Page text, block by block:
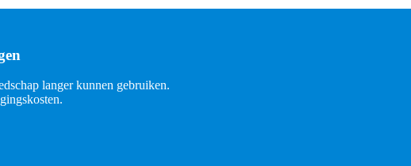
langer kunnen gebruiken.